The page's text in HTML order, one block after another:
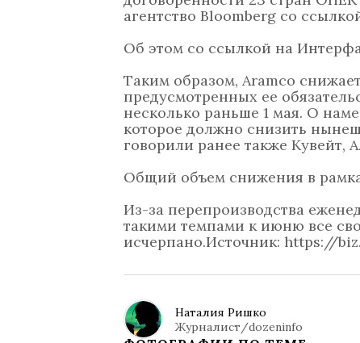
агентство Bloomberg со
Об этом со ссылкой на
Таким образом, Aramco
предусмотренных ее
несколько раньше 1 мая. О
которое должно снизить
говорили ранее также Кувейт,
Общий объем снижения в
Из-за перепроизводства
такими темпами к июню все
исчерпано.Источник: https://
Наталия Ришко
Журналист/dozeninfo